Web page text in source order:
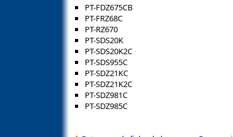
PT-FDZ675CB
PT-FRZ68C
PT-RZ670
PT-SDS20K
PT-SDS20K2C
PT-SDS955C
PT-SDZ21KC
PT-SDZ21K2C
PT-SDZ981C
PT-SDZ985C